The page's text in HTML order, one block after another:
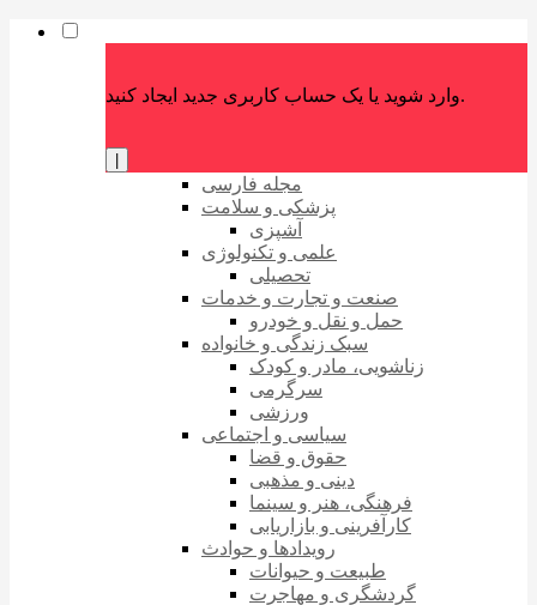
وارد شوید یا یک حساب کاربری جدید ایجاد کنید.
مجله فارسی
پزشکی و سلامت
آشپزی
علمی و تکنولوژی
تحصیلی
صنعت و تجارت و خدمات
حمل و نقل و خودرو
سبک زندگی و خانواده
زناشویی، مادر و کودک
سرگرمی
ورزشی
سیاسی و اجتماعی
حقوق و قضا
دینی و مذهبی
فرهنگی، هنر و سینما
کارآفرینی و بازاریابی
رویدادها و حوادث
طبیعت و حیوانات
گردشگری و مهاجرت